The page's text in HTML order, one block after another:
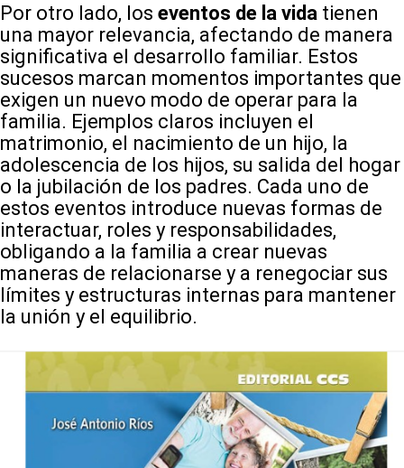
Por otro lado, los eventos de la vida tienen
una mayor relevancia, afectando de manera
significativa el desarrollo familiar. Estos
sucesos marcan momentos importantes que
exigen un nuevo modo de operar para la
familia. Ejemplos claros incluyen el
matrimonio, el nacimiento de un hijo, la
adolescencia de los hijos, su salida del hogar
o la jubilación de los padres. Cada uno de
estos eventos introduce nuevas formas de
interactuar, roles y responsabilidades,
obligando a la familia a crear nuevas
maneras de relacionarse y a renegociar sus
límites y estructuras internas para mantener
la unión y el equilibrio.